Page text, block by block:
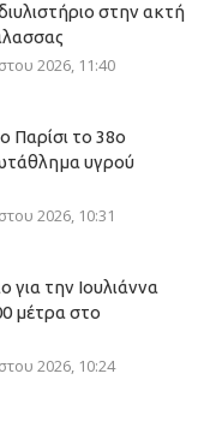
στην ακτή
2026, 11:40
Παρίσι το 38ο
υγρού
2026, 10:31
για την Ιουλιάννα
μέτρα στο
2026, 10:24